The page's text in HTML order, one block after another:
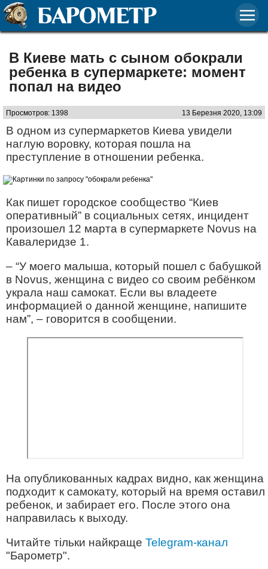
В Киеве мать с сыном обокрали
ребенка в супермаркете: момент
попал на видео
Просмотров: 1398 13 Березня 2020, 13:09
В одном из супермаркетов Киева увидели
наглую воровку, которая пошла на
преступление в отношении ребенка.
Как пишет городское сообщество “Киев
оперативный” в социальных сетях, инцидент
произошел 12 марта в супермаркете Novus на
Кавалеридзе 1.
– “У моего малыша, который пошел с бабушкой
в Novus, женщина с видео со своим ребёнком
украла наш самокат. Если вы владеете
информацией о данной женщине, напишите
нам”, – говорится в сообщении.
На опубликованных кадрах видно, как женщина
подходит к самокату, который на время оставил
ребенок, и забирает его. После этого она
направилась к выходу.
Читайте тільки найкраще Telegram-канал
"Барометр".